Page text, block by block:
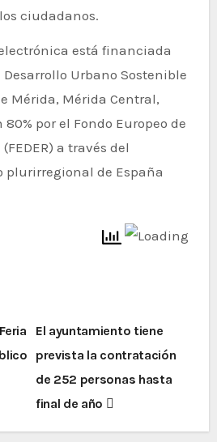
ciudadanos.
está financiada
Urbano Sostenible
Mérida, Mérida Central,
por el Fondo Europeo de
a través del
plurirregional de España
El ayuntamiento tiene
prevista la contratación
de 252 personas hasta
final de año